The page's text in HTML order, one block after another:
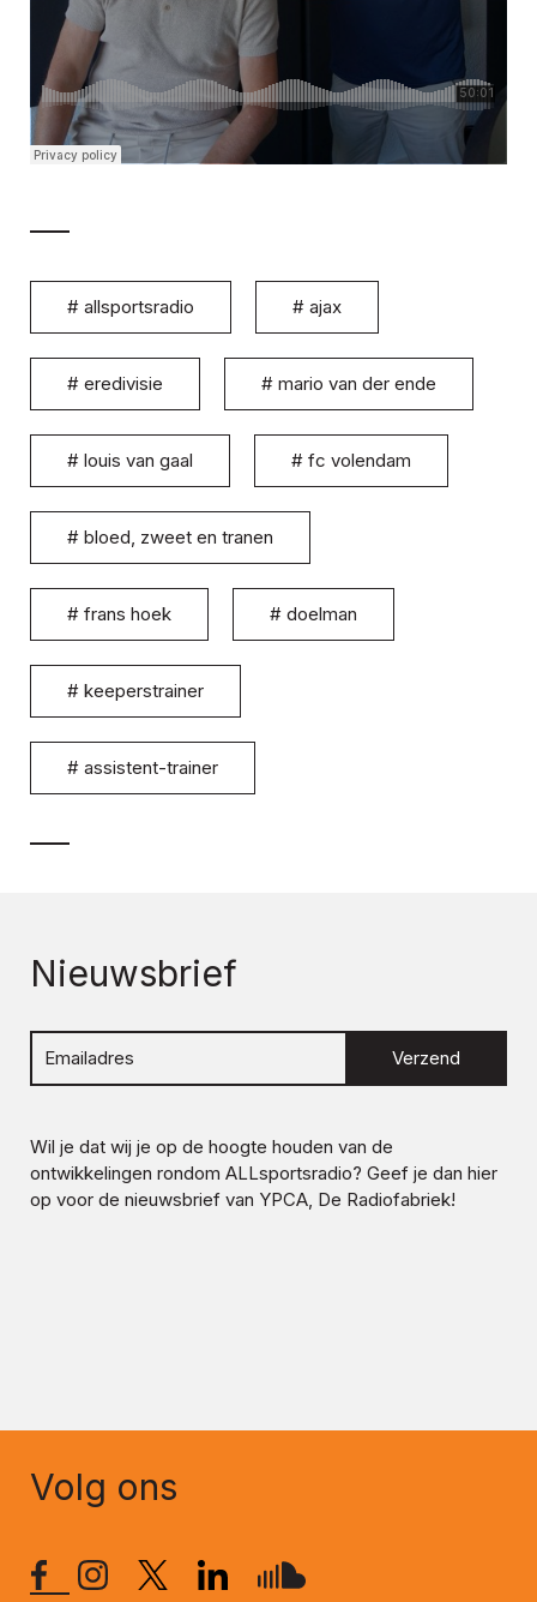
# allsportsradio # ajax
# eredivisie # mario van der ende
# louis van gaal # fc volendam
# bloed, zweet en tranen
# frans hoek # doelman
# keeperstrainer
# assistent-trainer
Nieuwsbrief
Verzend
Wil je dat wij je op de hoogte houden van de
ontwikkelingen rondom ALLsportsradio? Geef je dan hier
op voor de nieuwsbrief van YPCA, De Radiofabriek!
Volg ons